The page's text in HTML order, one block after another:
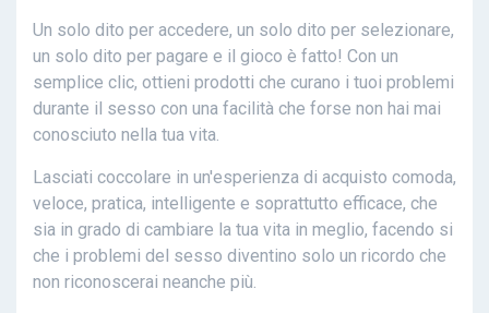
Un solo dito per accedere, un solo dito per selezionare,
un solo dito per pagare e il gioco è fatto! Con un
semplice clic, ottieni prodotti che curano i tuoi problemi
durante il sesso con una facilità che forse non hai mai
conosciuto nella tua vita.
Lasciati coccolare in un'esperienza di acquisto comoda,
veloce, pratica, intelligente e soprattutto efficace, che
sia in grado di cambiare la tua vita in meglio, facendo si
che i problemi del sesso diventino solo un ricordo che
non riconoscerai neanche più.